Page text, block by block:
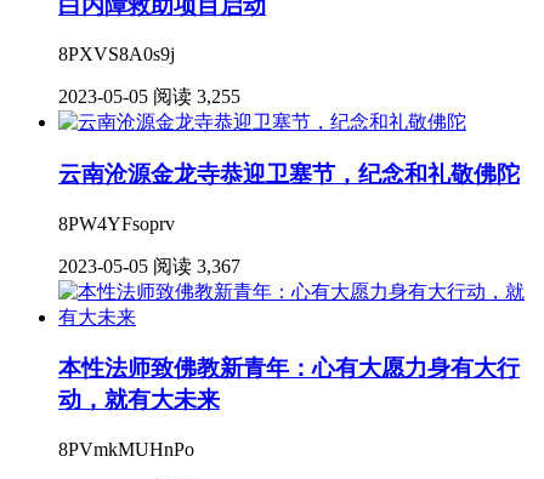
8PXVS8A0s9j
2023-05-05 阅读 3,255
云南沧源金龙寺恭迎卫塞节，纪念和礼敬佛陀
8PW4YFsoprv
2023-05-05 阅读 3,367
本性法师致佛教新青年：心有大愿力身有大行
动，就有大未来
8PVmkMUHnPo